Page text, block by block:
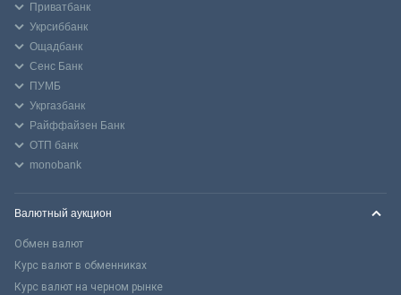
Приватбанк
Укрсиббанк
Ощадбанк
Сенс Банк
ПУМБ
Укргазбанк
Райффайзен Банк
ОТП банк
monobank
Валютный аукцион
Обмен валют
Курс валют в обменниках
Курс валют на черном рынке